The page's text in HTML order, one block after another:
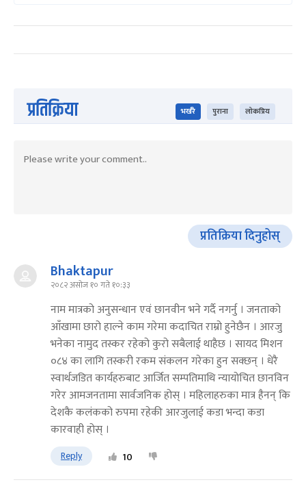
प्रतिक्रिया भर्खरै पुराना लोकप्रिय
प्रतिक्रिया दिनुहोस्
Bhaktapur
२०८२ असोज १० गते १०:३३
नाम मात्रको अनुसन्धान एवं छानवीन भने गर्दै नगर्नु । जनताको
आँखामा छारो हाल्‍ने काम गरेमा कदाचित राम्रो हुनेछैन । आरजु
भनेका नामुद तस्कर रहेको कुरो सबैलाई थाहैछ । सायद मिशन
०८४ का लागि तस्करी रकम संकलन गरेका हुन सक्छन् । धेरै
स्वार्थजडित कार्यहरुबाट आर्जित सम्पतिमाथि न्यायोचित छानविन
गरेर आमजनतामा सार्वजनिक होस् । महिलाहरुका मात्र हैनन् कि
देशकै कलंकको रुपमा रहेकी आरजुलाई कडा भन्दा कडा
कारवाही होस् ।
Reply 10